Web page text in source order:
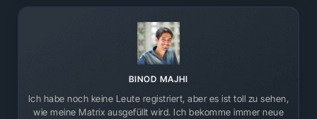
BINOD MAJHI
Ich habe noch keine Leute registriert, aber es ist toll zu sehen,
wie meine Matrix ausgefüllt wird. Ich bekomme immer neue